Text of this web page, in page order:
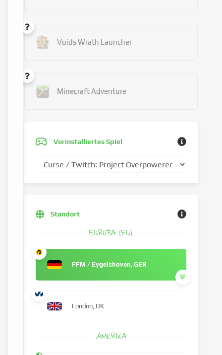
Voids Wrath Launcher
Minecraft Adventure
Vorinstalliertes Spiel
Standort
EUROPA (EU)
FFM / Eygelshoven, GER
London, UK
AMERIKA